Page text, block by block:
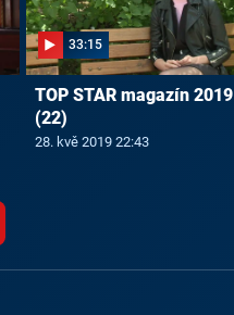
33:15
TOP STAR magazín 2019
(22)
28. kvě 2019 22:43